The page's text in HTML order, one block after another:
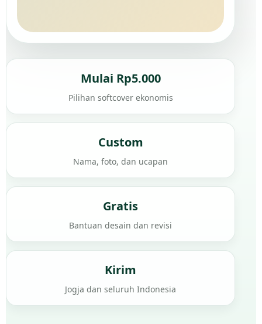
Mulai Rp5.000
Pilihan softcover ekonomis
Custom
Nama, foto, dan ucapan
Gratis
Bantuan desain dan revisi
Kirim
Jogja dan seluruh Indonesia